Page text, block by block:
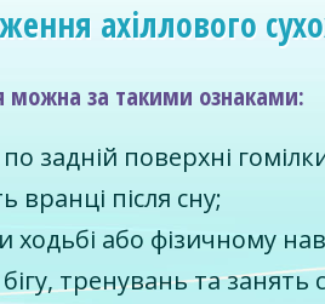
ахіллового
можна за такими ознаками:
задній поверхні
вранці після сну;
або фізичному
тренувань та занять